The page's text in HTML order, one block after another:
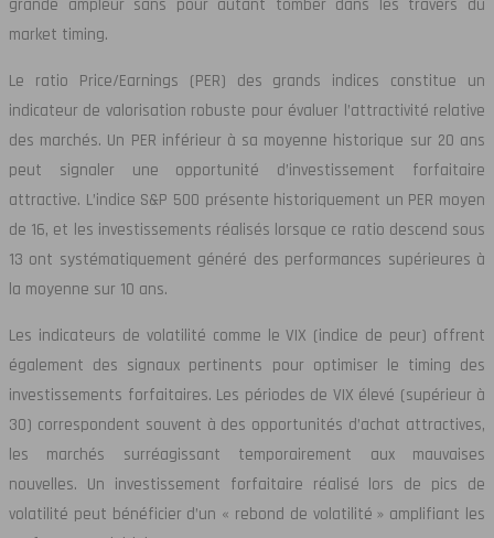
grande ampleur sans pour autant tomber dans les travers du
market timing.
Le ratio Price/Earnings (PER) des grands indices constitue un
indicateur de valorisation robuste pour évaluer l’attractivité relative
des marchés. Un PER inférieur à sa moyenne historique sur 20 ans
peut signaler une opportunité d’investissement forfaitaire
attractive. L’indice S&P 500 présente historiquement un PER moyen
de 16, et les investissements réalisés lorsque ce ratio descend sous
13 ont systématiquement généré des performances supérieures à
la moyenne sur 10 ans.
Les indicateurs de volatilité comme le VIX (indice de peur) offrent
également des signaux pertinents pour optimiser le timing des
investissements forfaitaires. Les périodes de VIX élevé (supérieur à
30) correspondent souvent à des opportunités d’achat attractives,
les marchés surréagissant temporairement aux mauvaises
nouvelles. Un investissement forfaitaire réalisé lors de pics de
volatilité peut bénéficier d’un « rebond de volatilité » amplifiant les